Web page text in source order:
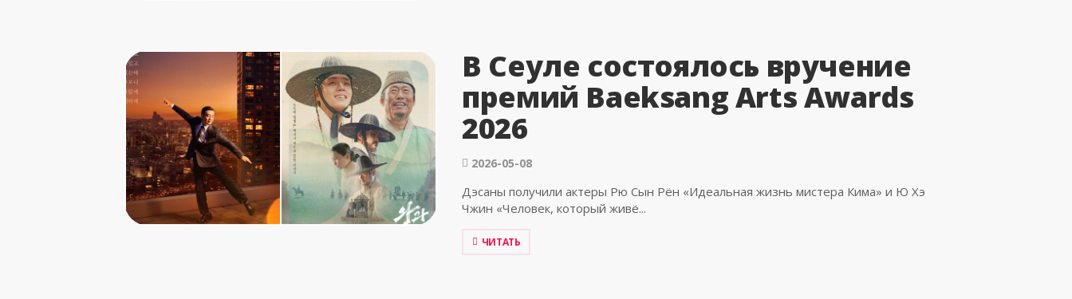
В Сеуле состоялось вручение
премий Baeksang Arts Awards
2026
2026-05-08
Дэсаны получили актеры Рю Сын Рён «Идеальная жизнь мистера Кима» и Ю Хэ
Чжин «Человек, который живё...
ЧИТАТЬ